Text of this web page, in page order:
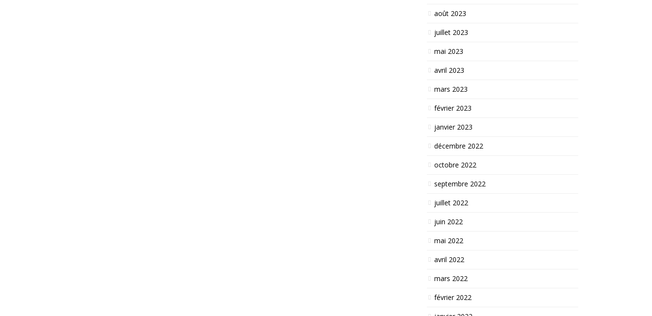
août 2023
juillet 2023
mai 2023
avril 2023
mars 2023
février 2023
janvier 2023
décembre 2022
octobre 2022
septembre 2022
juillet 2022
juin 2022
mai 2022
avril 2022
mars 2022
février 2022